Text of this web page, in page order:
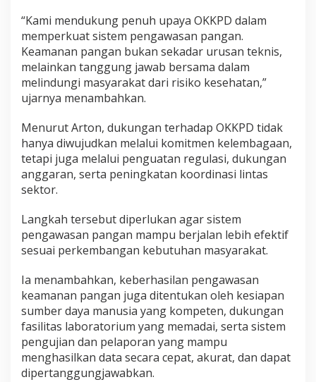
“Kami mendukung penuh upaya OKKPD dalam
memperkuat sistem pengawasan pangan.
Keamanan pangan bukan sekadar urusan teknis,
melainkan tanggung jawab bersama dalam
melindungi masyarakat dari risiko kesehatan,”
ujarnya menambahkan.
Menurut Arton, dukungan terhadap OKKPD tidak
hanya diwujudkan melalui komitmen kelembagaan,
tetapi juga melalui penguatan regulasi, dukungan
anggaran, serta peningkatan koordinasi lintas
sektor.
Langkah tersebut diperlukan agar sistem
pengawasan pangan mampu berjalan lebih efektif
sesuai perkembangan kebutuhan masyarakat.
Ia menambahkan, keberhasilan pengawasan
keamanan pangan juga ditentukan oleh kesiapan
sumber daya manusia yang kompeten, dukungan
fasilitas laboratorium yang memadai, serta sistem
pengujian dan pelaporan yang mampu
menghasilkan data secara cepat, akurat, dan dapat
dipertanggungjawabkan.